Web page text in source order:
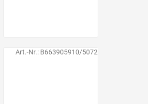
Art.-Nr.: B663905910/5072